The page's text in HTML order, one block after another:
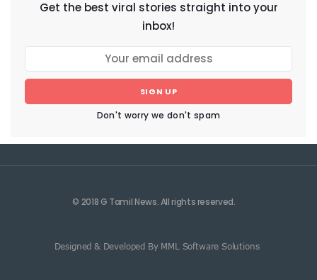
Get the best viral stories straight into your
inbox!
SIGN UP
Don't worry we don't spam
© 2018 G Tamil News. All rights reserved.
Designed & Developed By MML Software Solutions